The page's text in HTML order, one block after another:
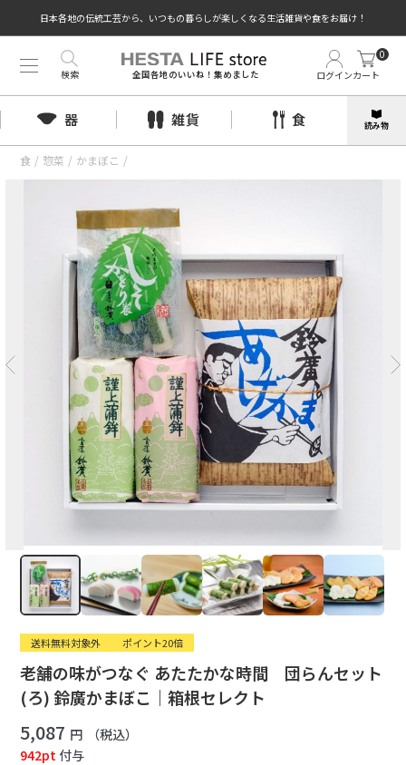
日本各地の伝統工芸から、いつもの暮らしが楽しくなる生活雑貨や食をお届け！
全国各地のいいね！集めました ログインカート
0
検索
器 雑貨 食 読み物
食 / 惣菜 / かまぼこ /
送料無料対象外 ポイント20倍
老舗の味がつなぐ あたたかな時間 団らんセット
(ろ) 鈴廣かまぼこ｜箱根セレクト
5,087 円
（税込）
942pt 付与